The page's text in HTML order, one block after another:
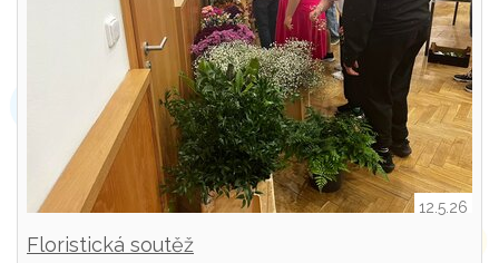
12.5.26
Floristická soutěž